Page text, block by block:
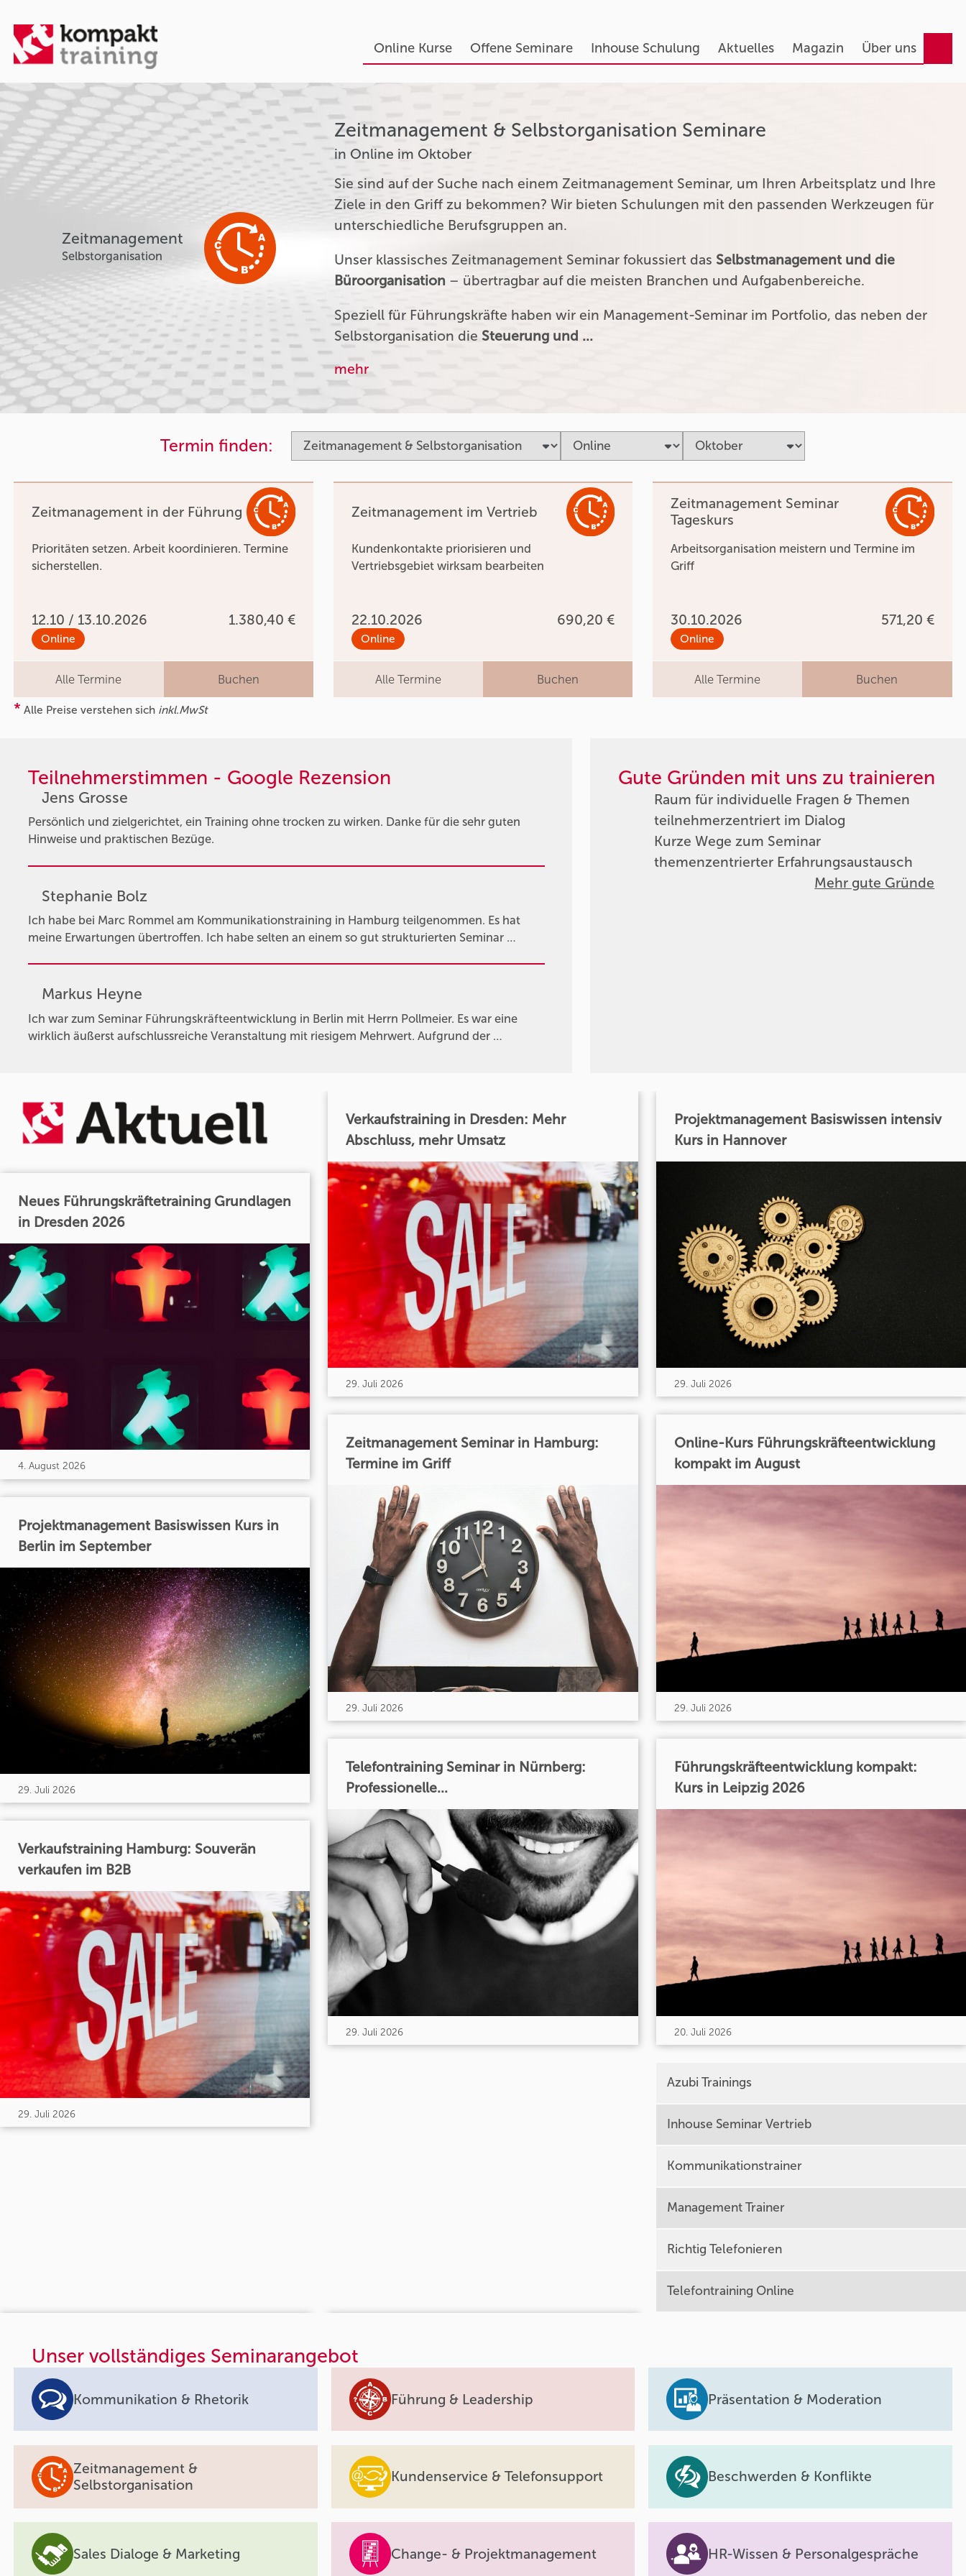
Online Kurse Offene Seminare Inhouse Schulung Aktuelles Magazin Über uns
Zeitmanagement
Selbstorganisation
Zeitmanagement & Selbstorganisation Seminare
in Online im Oktober
Sie sind auf der Suche nach einem Zeitmanagement Seminar, um Ihren Arbeitsplatz und Ihre
Ziele in den Griff zu bekommen? Wir bieten Schulungen mit den passenden Werkzeugen für
unterschiedliche Berufsgruppen an.
Unser klassisches Zeitmanagement Seminar fokussiert das Selbstmanagement und die
Büroorganisation – übertragbar auf die meisten Branchen und Aufgabenbereiche.
Speziell für Führungskräfte haben wir ein Management-Seminar im Portfolio, das neben der
Selbstorganisation die Steuerung und …
mehr
Termin finden:
Zeitmanagement in der Führung
Prioritäten setzen. Arbeit koordinieren. Termine
sicherstellen.
12.10 / 13.10.2026 1.380,40 €
Online
Alle Termine Buchen
Zeitmanagement im Vertrieb
Kundenkontakte priorisieren und
Vertriebsgebiet wirksam bearbeiten
22.10.2026 690,20 €
Online
Alle Termine Buchen
Zeitmanagement Seminar
Tageskurs
Arbeitsorganisation meistern und Termine im
Griff
30.10.2026 571,20 €
Online
Alle Termine Buchen
* Alle Preise verstehen sich inkl.MwSt
Teilnehmerstimmen - Google Rezension
Jens Grosse
Persönlich und zielgerichtet, ein Training ohne trocken zu wirken. Danke für die sehr guten
Hinweise und praktischen Bezüge.
Stephanie Bolz
Ich habe bei Marc Rommel am Kommunikationstraining in Hamburg teilgenommen. Es hat
meine Erwartungen übertroffen. Ich habe selten an einem so gut strukturierten Seminar …
Markus Heyne
Ich war zum Seminar Führungskräfteentwicklung in Berlin mit Herrn Pollmeier. Es war eine
wirklich äußerst aufschlussreiche Veranstaltung mit riesigem Mehrwert. Aufgrund der …
Gute Gründen mit uns zu trainieren
Raum für individuelle Fragen & Themen
teilnehmerzentriert im Dialog
Kurze Wege zum Seminar
themenzentrierter Erfahrungsaustausch
Mehr gute Gründe
Neues Führungskräftetraining Grundlagen
in Dresden 2026
4. August 2026
Projektmanagement Basiswissen Kurs in
Berlin im September
29. Juli 2026
Verkaufstraining Hamburg: Souverän
verkaufen im B2B
29. Juli 2026
Verkaufstraining in Dresden: Mehr
Abschluss, mehr Umsatz
29. Juli 2026
Zeitmanagement Seminar in Hamburg:
Termine im Griff
29. Juli 2026
Telefontraining Seminar in Nürnberg:
Professionelle...
29. Juli 2026
Projektmanagement Basiswissen intensiv
Kurs in Hannover
29. Juli 2026
Online-Kurs Führungskräfteentwicklung
kompakt im August
29. Juli 2026
Führungskräfteentwicklung kompakt:
Kurs in Leipzig 2026
20. Juli 2026
Azubi Trainings
Inhouse Seminar Vertrieb
Kommunikationstrainer
Management Trainer
Richtig Telefonieren
Telefontraining Online
Unser vollständiges Seminarangebot
Kommunikation & Rhetorik Führung & Leadership Präsentation & Moderation
Zeitmanagement &
Selbstorganisation
Kundenservice & Telefonsupport Beschwerden & Konflikte
Sales Dialoge & Marketing Change- & Projektmanagement HR-Wissen & Personalgespräche